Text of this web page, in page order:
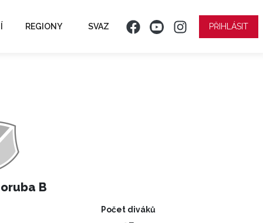
REGIONY SVAZ PŘIHLÁSIT
B
Počet diváků